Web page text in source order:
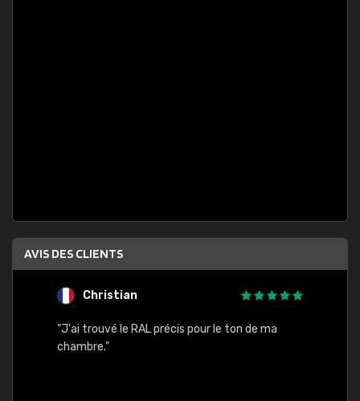
AVIS DES CLIENTS
Christian
"J'ai trouvé le RAL précis pour le ton de ma
chambre."